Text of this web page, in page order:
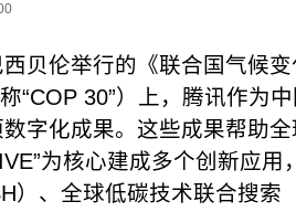
贝伦举行的《联合国气候
“COP 30”）上，腾讯作为
字化成果。这些成果帮助
为核心建成多个创新应
）、全球低碳技术联合搜索